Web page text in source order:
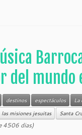
del mundo
destinos espectáculos La
las misiones jesuitas Santa
4506 dias)